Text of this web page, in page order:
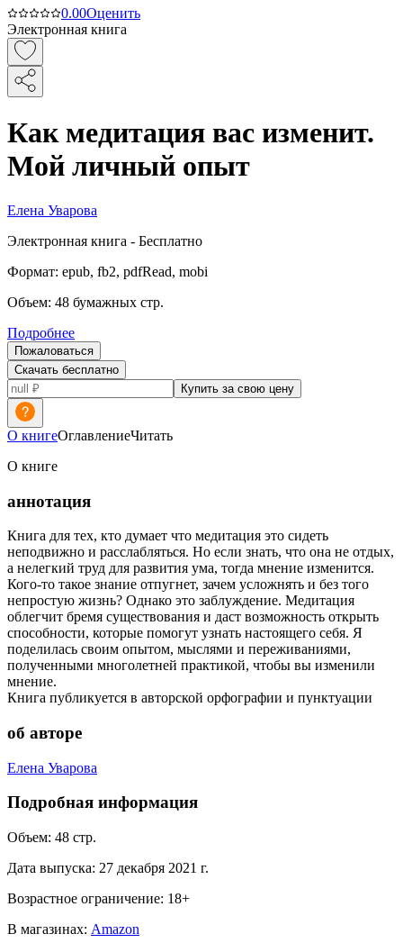
0.00Оценить
Электронная книга
Как медитация вас изменит.
Мой личный опыт
Елена Уварова
Электронная книга - Бесплатно
Формат: epub, fb2, pdfRead, mobi
Объем: 48 бумажных стр.
Подробнее
Пожаловаться
Скачать бесплатно
Купить за свою цену
О книгеОглавлениеЧитать
О книге
аннотация
Книга для тех, кто думает что медитация это сидеть
неподвижно и расслабляться. Но если знать, что она не отдых,
а нелегкий труд для развития ума, тогда мнение изменится.
Кого-то такое знание отпугнет, зачем усложнять и без того
непростую жизнь? Однако это заблуждение. Медитация
облегчит бремя существования и даст возможность открыть
способности, которые помогут узнать настоящего себя. Я
поделилась своим опытом, мыслями и переживаниями,
полученными многолетней практикой, чтобы вы изменили
мнение.
Книга публикуется в авторской орфографии и пунктуации
об авторе
Елена Уварова
Подробная информация
Объем: 48 стр.
Дата выпуска: 27 декабря 2021 г.
Возрастное ограничение: 18+
В магазинах: Amazon